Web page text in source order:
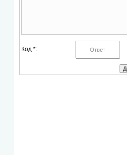
Код *: